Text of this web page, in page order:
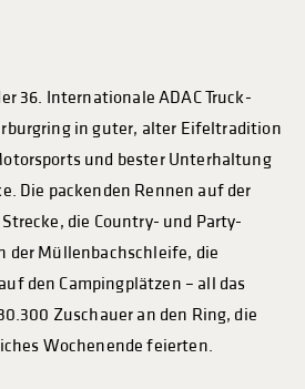
36. Internationale ADAC Truck-
in guter, alter Eifeltradition
und bester Unterhaltung
Die packenden Rennen auf der
die Country- und Party-
der Müllenbachschleife, die
den Campingplätzen – all das
Zuschauer an den Ring, die
Wochenende feierten.